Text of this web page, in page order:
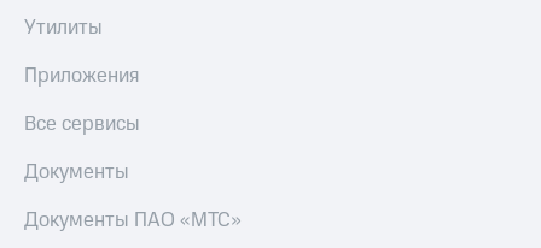
Утилиты
Приложения
Все сервисы
Документы
Документы ПАО «МТС»